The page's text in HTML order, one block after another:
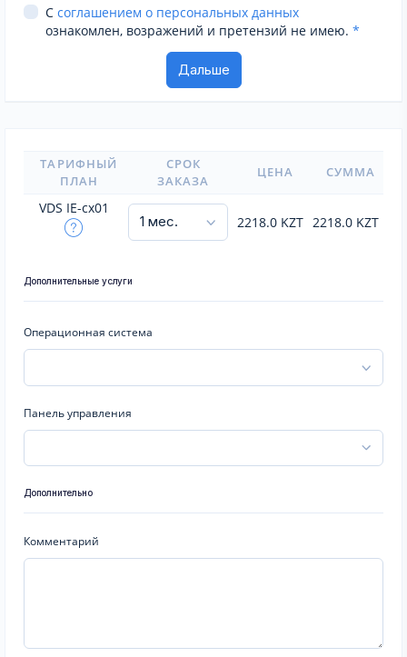
С соглашением о персональных данных
ознакомлен, возражений и претензий не имею. *
ТАРИФНЫЙ
ПЛАН
СРОК
ЗАКАЗА
ЦЕНА СУММА
VDS IE-cx01
2218.0 KZT 2218.0 KZT
Дополнительные услуги
Операционная система
Панель управления
Дополнительно
Комментарий